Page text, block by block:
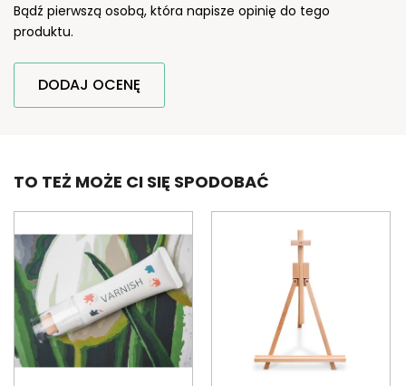
Bądź pierwszą osobą, która napisze opinię do tego
produktu.
DODAJ OCENĘ
TO TEŻ MOŻE CI SIĘ SPODOBAĆ